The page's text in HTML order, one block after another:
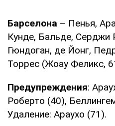
Барселона – Пенья,
Кунде, Бальде, Серджи
Гюндоган, де Йонг,
Торрес (Жоау Феликс,
Предупреждения:
Роберто (40),
Удаление: Араухо (71).